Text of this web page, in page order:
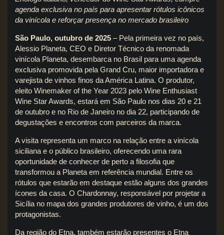
agenda exclusiva no país para apresentar rótulos icônicos
da vinícola e reforçar presença no mercado brasileiro
São Paulo, outubro de 2025 – Pela primeira vez no país,
Alessio Planeta, CEO e Diretor Técnico da renomada
vinícola Planeta, desembarca no Brasil para uma agenda
exclusiva promovida pela Grand Cru, maior importadora e
varejista de vinhos finos da América Latina. O produtor,
eleito Winemaker of the Year 2023 pelo Wine Enthusiast
Wine Star Awards, estará em São Paulo nos dias 20 e 21
de outubro e no Rio de Janeiro no dia 22, participando de
degustações e encontros com parceiros da marca.
A visita representa um marco na relação entre a vinícola
siciliana e o público brasileiro, oferecendo uma rara
oportunidade de conhecer de perto a filosofia que
transformou a Planeta em referência mundial. Entre os
rótulos que estarão em destaque estão alguns dos grandes
ícones da casa. O Chardonnay, responsável por projetar a
Sicília no mapa dos grandes produtores de vinho, é um dos
protagonistas.
Da região do Etna, também estarão presentes o Etna